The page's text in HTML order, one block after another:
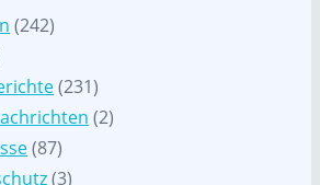
(242)
(231)
(2)
(87)
(3)